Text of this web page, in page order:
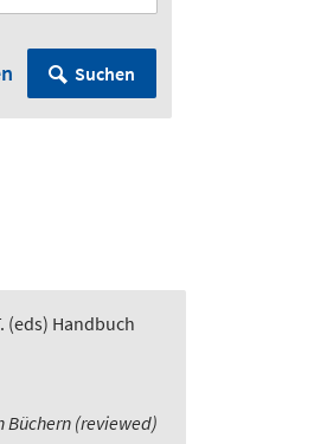
Suchen
(eds) Handbuch
Büchern (reviewed)